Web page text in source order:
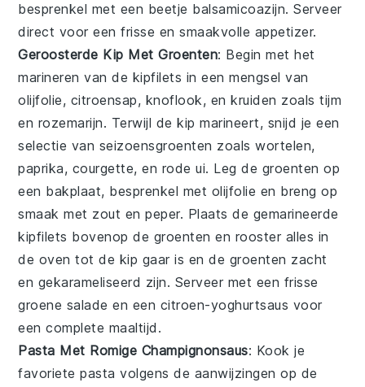
besprenkel met een beetje balsamicoazijn. Serveer
direct voor een frisse en smaakvolle appetizer.
Geroosterde Kip Met Groenten: Begin met het
marineren van de kipfilets in een mengsel van
olijfolie, citroensap, knoflook, enkruiden zoalstijm
en rozemarijn. Terwijl de kip marineert, snijd je een
selectie van seizoensgroenten zoalswortelen,
paprika, courgette, en rode ui. Leg de groenten op
een bakplaat, besprenkel met olijfolie en breng op
smaak met zout en peper. Plaats de gemarineerde
kipfilets bovenop de groenten en rooster alles in
de oven tot de kip gaar is en de groenten zacht
en gekarameliseerd zijn. Serveer met een frisse
groene salade en een citroen-yoghurtsaus voor
een complete maaltijd.
Pasta Met Romige Champignonsaus: Kook je
favorietepasta volgens de aanwijzingen op de